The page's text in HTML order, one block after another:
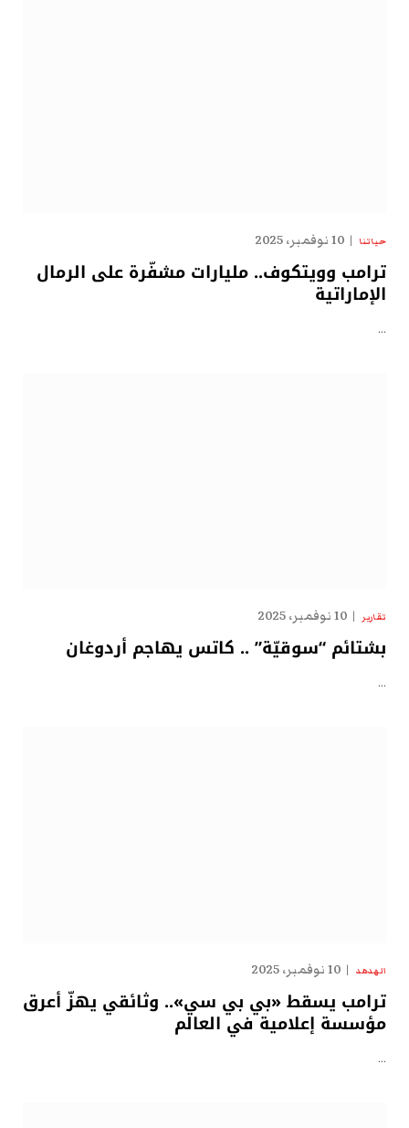
حياتنا 10 نوفمبر، 2025
ترامب وويتكوف.. مليارات مشفّرة على الرمال
الإماراتية
…
تقارير 10 نوفمبر، 2025
بشتائم “سوقيّة” .. كاتس يهاجم أردوغان
…
الهدهد 10 نوفمبر، 2025
ترامب يسقط «بي بي سي».. وثائقي يهزّ أعرق
مؤسسة إعلامية في العالم
…